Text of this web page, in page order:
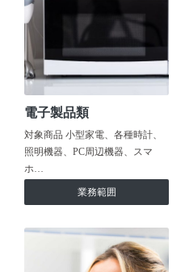
電子製品類
対象商品 小型家電、各種時計、
照明機器、PC周辺機器、スマ
ホ…
業務範囲